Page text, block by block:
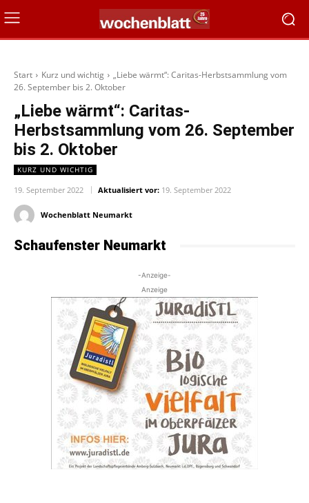
Start Kurz und wichtig
„Liebe wärmt“: Caritas-Herbstsammlung vom
26. September bis 2. Oktober
„Liebe wärmt“: Caritas-
Herbstsammlung vom 26. September
bis 2. Oktober
KURZ UND WICHTIG
19. September 2022 Aktualisiert vor: 19. September 2022
Wochenblatt Neumarkt
Schaufenster Neumarkt
-Anzeige-
Anzeige